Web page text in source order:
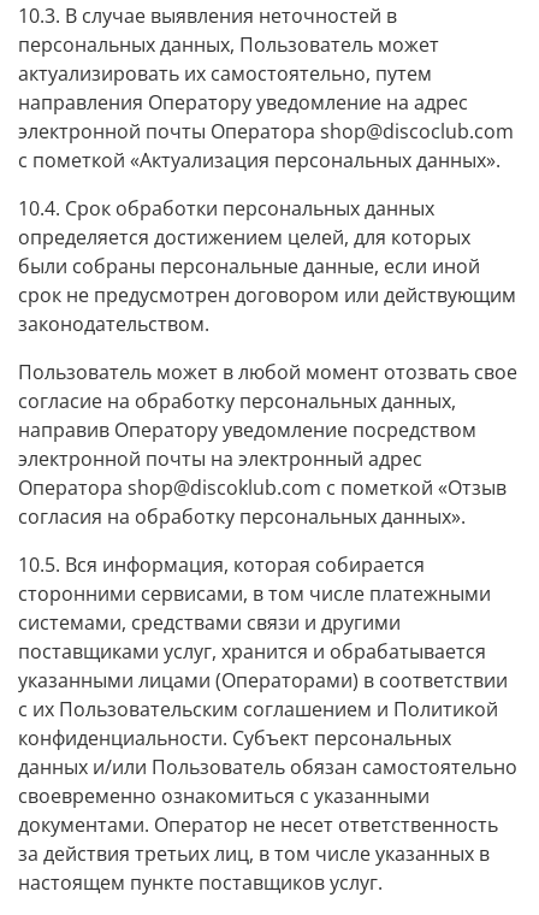
10.3. В случае выявления неточностей в
персональных данных, Пользователь может
актуализировать их самостоятельно, путем
направления Оператору уведомление на адрес
электронной почты Оператора shop@discoclub.com
с пометкой «Актуализация персональных данных».
10.4. Срок обработки персональных данных
определяется достижением целей, для которых
были собраны персональные данные, если иной
срок не предусмотрен договором или действующим
законодательством.
Пользователь может в любой момент отозвать свое
согласие на обработку персональных данных,
направив Оператору уведомление посредством
электронной почты на электронный адрес
Оператора shop@discoklub.com с пометкой «Отзыв
согласия на обработку персональных данных».
10.5. Вся информация, которая собирается
сторонними сервисами, в том числе платежными
системами, средствами связи и другими
поставщиками услуг, хранится и обрабатывается
указанными лицами (Операторами) в соответствии
с их Пользовательским соглашением и Политикой
конфиденциальности. Субъект персональных
данных и/или Пользователь обязан самостоятельно
своевременно ознакомиться с указанными
документами. Оператор не несет ответственность
за действия третьих лиц, в том числе указанных в
настоящем пункте поставщиков услуг.